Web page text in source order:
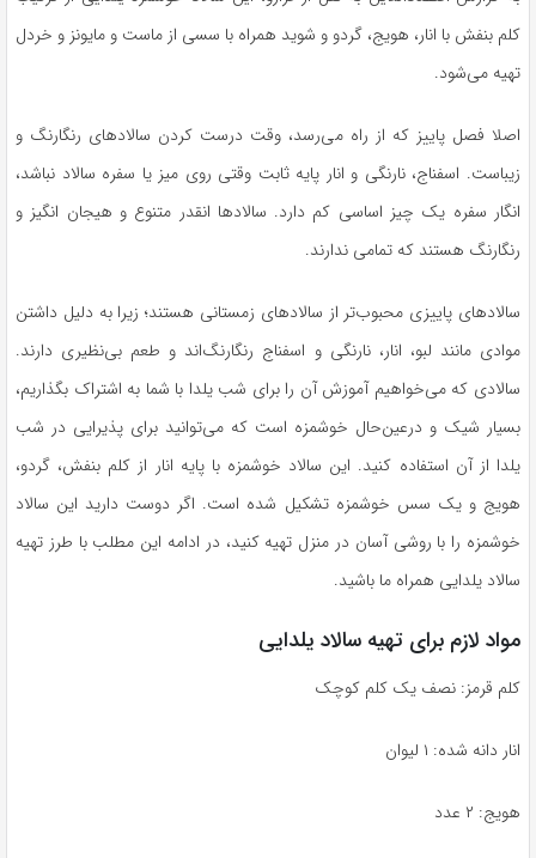
کلم بنفش با انار، هویج، گردو و شوید همراه با سسی از ماست و مایونز و خردل
تهیه می‌شود.
اصلا فصل پاییز که از راه می‌رسد، وقت درست کردن سالاد‌های رنگارنگ و
زیباست. اسفناج، نارنگی و انار پایه ثابت وقتی روی میز یا سفره سالاد نباشد،
انگار سفره یک چیز اساسی کم دارد. سالاد‌ها انقدر متنوع و هیجان انگیز و
رنگارنگ هستند که تمامی ندارند.
سالاد‌های پاییزی محبوب‌تر از سالاد‌های زمستانی هستند؛ زیرا به دلیل داشتن
موادی مانند لبو، انار، نارنگی و اسفناج رنگارنگ‌اند و طعم بی‌نظیری دارند.
سالادی که می‌خواهیم آموزش آن را برای شب یلدا با شما به اشتراک بگذاریم،
بسیار شیک و درعین‌حال خوشمزه است که می‌توانید برای پذیرایی در شب
یلدا از آن استفاده کنید. این سالاد خوشمزه با پایه انار از کلم بنفش، گردو،
هویج و یک سس خوشمزه تشکیل شده است. اگر دوست دارید این سالاد
خوشمزه را با روشی آسان در منزل تهیه کنید، در ادامه این مطلب با طرز تهیه
سالاد یلدایی همراه ما باشید.
مواد لازم برای تهیه سالاد یلدایی
کلم قرمز: نصف یک کلم کوچک
انار دانه شده: ۱ لیوان
هویج: ۲ عدد